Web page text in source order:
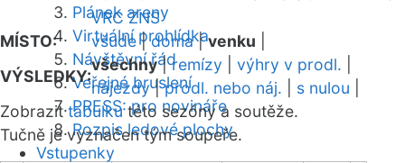
Plánek areny
Virtuální prohlídka
Návštěvní řád
Veřejné bruslení
PRESS: pro novináře
Rozpis ledové plochy
Vstupenky
VRC ZNS
MÍSTO:
všude|doma|venku
VÝSLEDKY:
všechny|remízy výhry v prodl.
nájezdy|prodl. nebo náj. s nulou
Zobrazittabulkutéto sezóny a soutěže.
Tučně je vyznačen tým soupeře.